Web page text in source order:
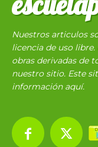
Nuestros articulos
licencia de uso
obras derivadas de
nuestro sitio. Este
información aquí.